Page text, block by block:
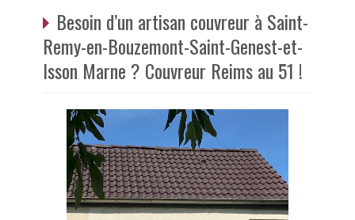
Besoin d’un artisan couvreur à Saint-
Remy-en-Bouzemont-Saint-Genest-et-
Isson Marne ? Couvreur Reims au 51 !